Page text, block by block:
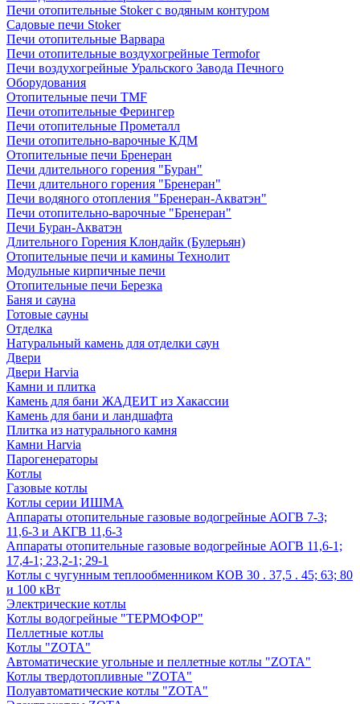
Печи отопительные Stoker с водяным контуром
Садовые печи Stoker
Печи отопительные Варвара
Печи отопительные воздухогрейные Termofor
Печи воздухогрейные Уральского Завода Печного
Оборудования
Отопительные печи TMF
Печи отопительные Ферингер
Печи отопительные Прометалл
Печи отопительно-варочные КДМ
Отопительные печи Бренеран
Печи длительного горения "Буран"
Печи длительного горения "Бренеран"
Печи водяного отопления "Бренеран-Акватэн"
Печи отопительно-варочные "Бренеран"
Печи Буран-Акватэн
Длительного Горения Клондайк (Булерьян)
Отопительные печи и камины Технолит
Модульные кирпичные печи
Отопительные печи Березка
Баня и сауна
Готовые сауны
Отделка
Натуральный камень для отделки саун
Двери
Двери Harvia
Камни и плитка
Камень для бани ЖАДЕИТ из Хакассии
Камень для бани и ландшафта
Плитка из натурального камня
Камни Harvia
Парогенераторы
Котлы
Газовые котлы
Котлы серии ИШМА
Аппараты отопительные газовые водогрейные АОГВ 7-3;
11,6-3 и АКГВ 11,6-3
Аппараты отопительные газовые водогрейные АОГВ 11,6-1;
17,4-1; 23,2-1; 29-1
Котлы с чугунным теплообменником КОВ 30 . 37,5 . 45; 63; 80
и 100 кВт
Электрические котлы
Котлы водогрейные "ТЕРМОФОР"
Пеллетные котлы
Котлы "ZOTA"
Автоматические угольные и пеллетные котлы "ZOTA"
Котлы твердотопливные "ZOTA"
Полуавтоматические котлы "ZOTA"